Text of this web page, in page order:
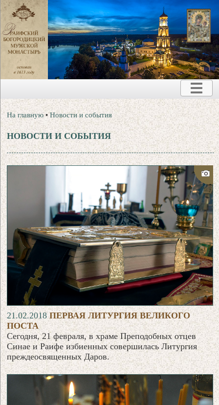
На главную •Новости и события
НОВОСТИ И СОБЫТИЯ
21.02.2018ПЕРВАЯ ЛИТУРГИЯ ВЕЛИКОГО
ПОСТА
Сегодня, 21 февраля, в храме Преподобных отцев
Синае и Раифе избиенных совершилась Литургия
преждеосвященных Даров.